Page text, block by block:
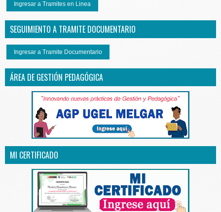
Ingresar a Tramites en Linea
SEGUIMIENTO A TRAMITE DOCUMENTARIO
Ingresar a Tramite Documentario
ÁREA DE GESTIÓN PEDAGÓGICA
MI CERTIFICADO